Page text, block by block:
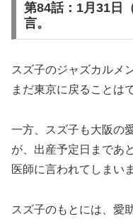
第84話：1月31日
言。
スズ子のジャズカルメ
まだ東京に戻ることは
一方、スズ子も大阪の
が、出産予定日まであ
医師に言われてしまい
スズ子のもとには、愛